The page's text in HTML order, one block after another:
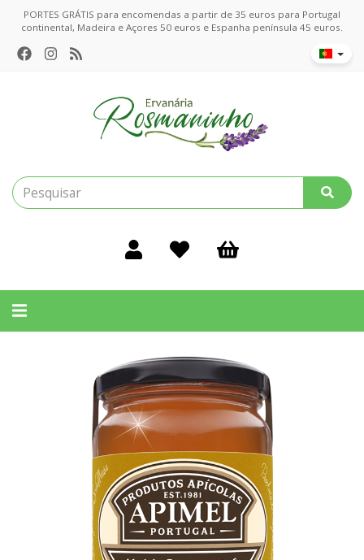
PORTES GRÁTIS para encomendas a partir de 35 euros para Portugal
continental, Madeira e Açores 50 euros e Espanha península 45 euros.
Alternar